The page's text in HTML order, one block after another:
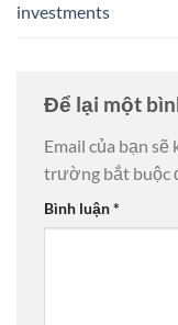
investments
Để lại một
Email của bạn
trường bắt buộc
Bình luận*